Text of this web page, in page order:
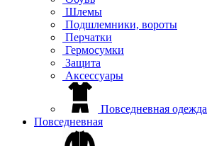
Шлемы
Подшлемники, вороты
Перчатки
Гермосумки
Защита
Аксессуары
Повседневная одежда
Повседневная